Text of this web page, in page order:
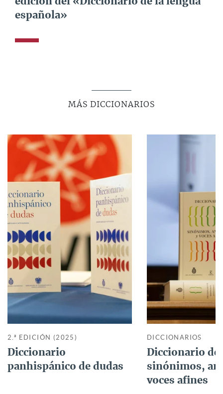
española»
MÁS DICCIONARIOS
2.ª EDICIÓN (2025)
Diccionario
panhispánico de dudas
DICCIONARIOS
Diccionario de
sinónimos,
voces afines